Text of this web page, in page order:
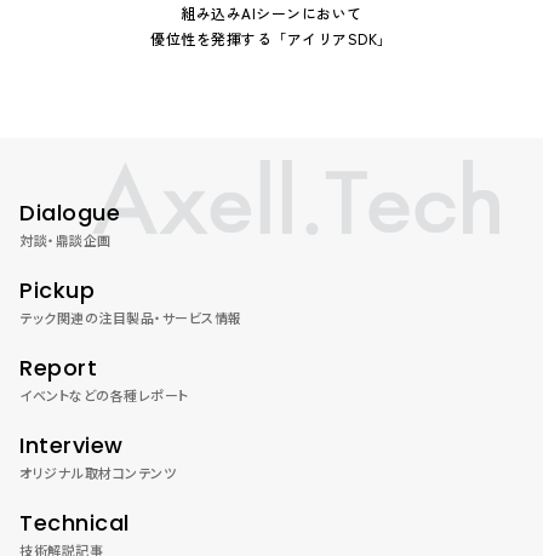
組み込みAIシーンにおいて
優位性を発揮する「アイリアSDK」
Dialogue
対談・鼎談企画
Pickup
テック関連の注目製品・サービス情報
Report
イベントなどの各種レポート
Interview
オリジナル取材コンテンツ
Technical
技術解説記事